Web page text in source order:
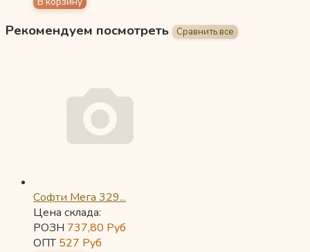
Рекомендуем посмотреть
Софти Мега 329...
Цена склада:
РОЗН 737,80 Руб
ОПТ527 Руб